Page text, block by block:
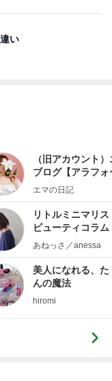
い
（旧アカウント
ブログ【アラフォ
社売却セカンドラ
エマの日記
リトルミニマリス
ビューティコラ
little
あねっさ／anessa
美人になれる、た
んの魔法
hiromi